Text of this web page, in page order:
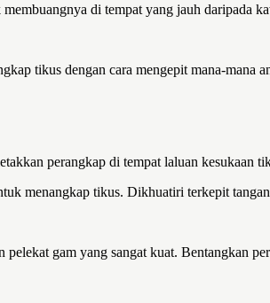
di tempat yang jauh daripada
tikus dengan cara mengepit mana-mana
perangkap di tempat laluan kesukaan
menangkap tikus. Dikhuatiri terkepit
gam yang sangat kuat. Bentangkan